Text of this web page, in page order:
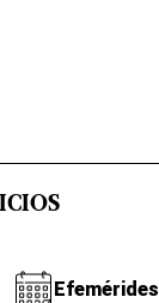
Efemérides